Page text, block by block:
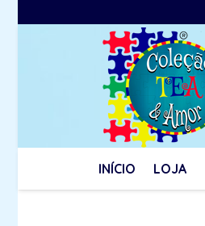
INÍCIO LOJA